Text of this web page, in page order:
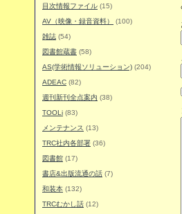
目次情報ファイル (15)
AV（映像・録音資料）
(100)
雑誌 (54)
図書館蔵書 (58)
AS(学術情報ソリューション) (204)
ADEAC (82)
週刊新刊全点案内 (38)
TOOLi (83)
メンテナンス (13)
TRC社内各部署 (36)
図書館 (17)
書店&出版流通の話 (7)
和装本 (132)
TRCむかし話 (12)